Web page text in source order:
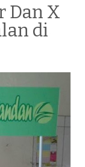
Dan X
di